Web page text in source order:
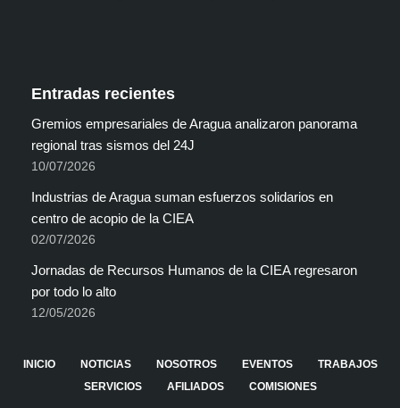
Entradas recientes
Gremios empresariales de Aragua analizaron panorama
regional tras sismos del 24J
10/07/2026
Industrias de Aragua suman esfuerzos solidarios en
centro de acopio de la CIEA
02/07/2026
Jornadas de Recursos Humanos de la CIEA regresaron
por todo lo alto
12/05/2026
INICIO NOTICIAS NOSOTROS EVENTOS
TRABAJOS
SERVICIOS
AFILIADOS COMISIONES